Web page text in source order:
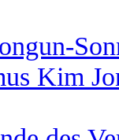
Kim